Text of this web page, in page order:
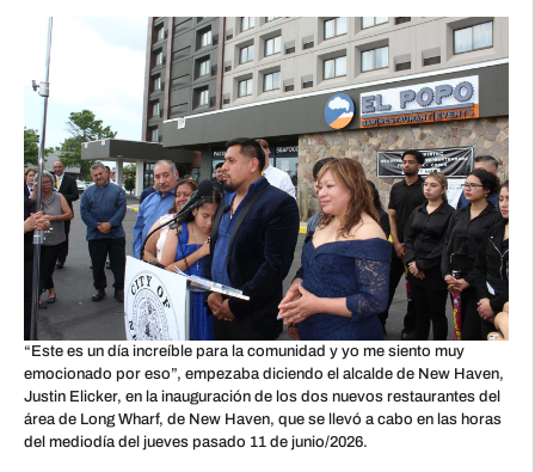
“Este es un día increíble para la comunidad y yo me siento muy
emocionado por eso”, empezaba diciendo el alcalde de New Haven,
Justin Elicker, en la inauguración de los dos nuevos restaurantes del
área de Long Wharf, de New Haven, que se llevó a cabo en las horas
del mediodía del jueves pasado 11 de junio/2026.